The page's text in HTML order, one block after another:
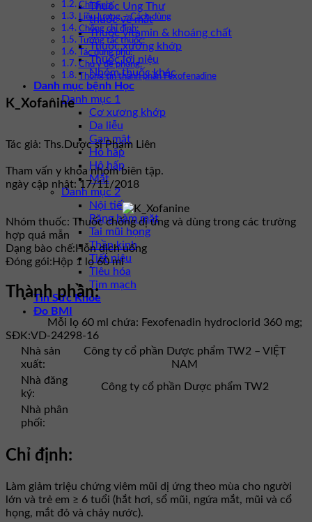
Thuốc Ung Thư
thuốc về mắt
Thuốc vitamin & khoáng chất
Thuốc xương khớp
Thuốc lợi niệu
Nhóm thuốc khác
Danh mục bệnh Học
Danh mục 1
Cơ xương khớp
Da liễu
Gan mật
Hô hấp
Hô hấp
Mắt
Danh mục 2
Nội tiết
Răng hàm mặt
Tai mũi họng
Thần kinh
Tiết niệu
Tiêu hóa
Tim mạch
Tin Sức Khỏe
Đo BMI
Chỉ định:
Liều lượng – Cách dùng
Chống chỉ định:
Tương tác thuốc:
Tác dụng phụ:
Chú ý đề phòng:
Thông tin thành phần Fexofenadine
K_Xofanine
Tác giả: Ths.Dược sĩ Phạm Liên
Tham vấn y khoa nhóm biên tập.
ngày cập nhật: 17/11/2018
Nhóm thuốc: Thuốc chống dị ứng và dùng trong các trường
hợp quá mẫn
Dạng bào chế: Hỗn dịch uống
Đóng gói: Hộp 1 lọ 60 ml
Thành phần:
Mỗi lọ 60 ml chứa: Fexofenadin hydroclorid 360 mg;
SĐK:VD-24298-16
Nhà sản
xuất:
Công ty cổ phần Dược phẩm TW2 – VIỆT
NAM
Nhà đăng
ký:
Công ty cổ phần Dược phẩm TW2
Nhà phân
phối:
Chỉ định:
Làm giảm triệu chứng viêm mũi dị ứng theo mùa cho người
lớn và trẻ em ≥ 6 tuổi (hắt hơi, sổ mũi, ngứa mắt, mũi và cổ
họng, mắt đỏ và chảy nước).